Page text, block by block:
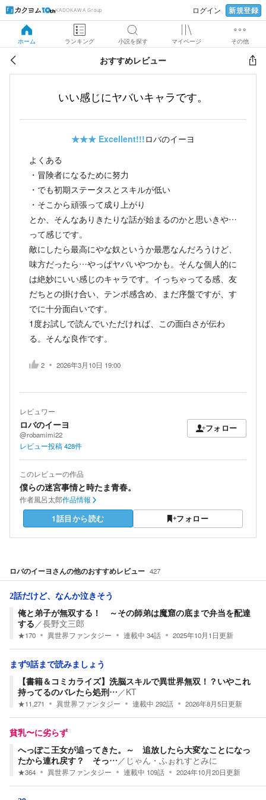
KADOKAWA Group ログイン 新規登録
ホーム ランキング 小説を探す マイページ その他
おすすめレビュー
いい感じにヤバいキャラです。
★★★ Excellent!!!ロバのイーヨ
よくある
・冒険者になるために努力
・でも初期ステータスとスキルが低い
・そこから頑張って成り上がり
とか、そんなありきたりな話が始まるのかと思いきや…
って感じです。
敵にしたら最高にやな奴というか最悪なんだろうけど、
味方だったら…やっぱヤバいやつかも。そんな個人的に
は絶妙にいい感じのキャラです。イっちゃってる感、友
だちとの掛け合い、テンポ感含め、まだ序盤ですが、す
でに十分面白いです。
1度お試しで読んでいただければ、この面白さが伝わ
る。そんな良作です。
2 2026年3月10日 19:00
レビュワー
ロバのイーヨ
@robamimi22
フォロー
レビュー投稿428件
このレビューの作品
僕らの迷宮事情と時たま青春。
作者風呂太郎作品情報
1話目から読む フォロー
ロバのイーヨさんの他のおすすめレビュー 427
2話だけど、なんか泣きそう
俺と弟子が無双する！ ～その師弟は魔窟の底まで弁当を配達
する ／長野文三郎
★170 異世界ファンタジー 連載中 34話 2025年10月1日更新
まず9話まで読みましょう
【書籍＆コミカライズ】洗脳スキルで異世界無双！？いやこれ
持ってるのバレたら処刑… ／KT
★11,271 異世界ファンタジー 連載中 292話 2026年8月5日更新
貧乳〜に劣らず
へっぽこ王女が追ってきた。～ 追放したら大変なことになっ
たから連れ戻す？ そっ… ／ じゃん・ふぉれすとみに
★364 異世界ファンタジー 連載中 109話 2024年10月20日更新